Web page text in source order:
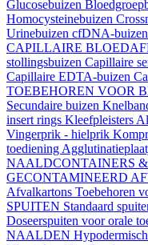
Glucosebuizen
Homocysteinebuizen
Urinebuizen cfDNA-
CAPILLAIRE
stollingsbuizen Capillaire
Capillaire EDTA-buizen
TOEBEHOREN VOOR
Secundaire buizen
insert rings Kleefpleisters
Vingerprik - hielprik
toediening
NAALDCONTAINERS
GECONTAMINEERD
Afvalkartons Toebehoren
SPUITEN Standaard
Doseerspuiten voor orale
NAALDEN